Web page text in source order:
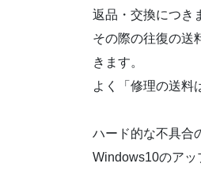
返品・交換につき
その際の往復の送
きます。
よく「修理の送料
ハード的な不具合
Windows10のアッ